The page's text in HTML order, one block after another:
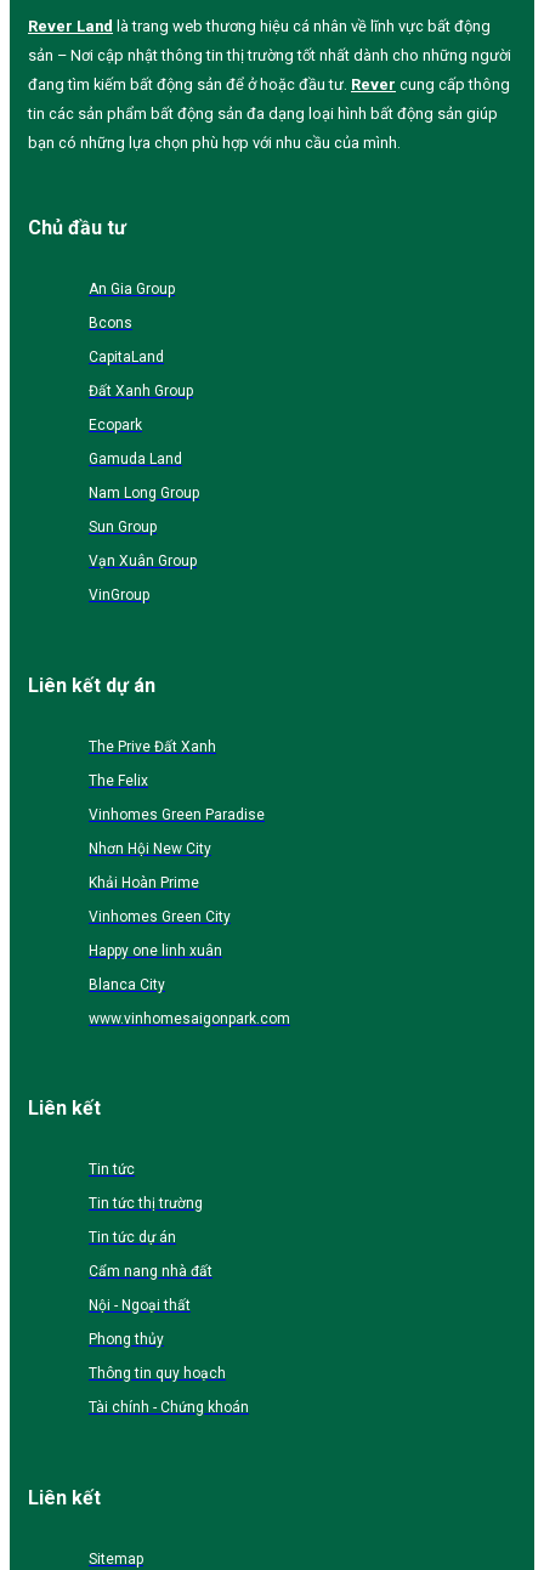
Rever Land là trang web thương hiệu cá nhân về lĩnh vực bất động
sản – Nơi cập nhật thông tin thị trường tốt nhất dành cho những người
đang tìm kiếm bất động sản để ở hoặc đầu tư. Rever cung cấp thông
tin các sản phẩm bất động sản đa dạng loại hình bất động sản giúp
bạn có những lựa chọn phù hợp với nhu cầu của mình.
Chủ đầu tư
An Gia Group
Bcons
CapitaLand
Đất Xanh Group
Ecopark
Gamuda Land
Nam Long Group
Sun Group
Vạn Xuân Group
VinGroup
Liên kết dự án
The Prive Đất Xanh
The Felix
Vinhomes Green Paradise
Nhơn Hội New City
Khải Hoàn Prime
Vinhomes Green City
Happy one linh xuân
Blanca City
www.vinhomesaigonpark.com
Liên kết
Tin tức
Tin tức thị trường
Tin tức dự án
Cẩm nang nhà đất
Nội - Ngoại thất
Phong thủy
Thông tin quy hoạch
Tài chính - Chứng khoán
Liên kết
Sitemap